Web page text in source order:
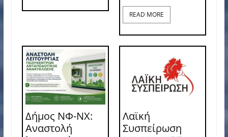
READ MORE
Δήμος ΝΦ-ΝΧ:
Αναστολή
Λαϊκή
Συσπείρωση